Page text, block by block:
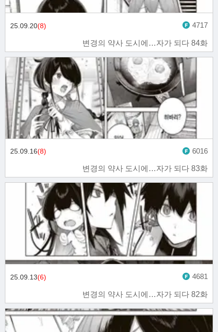
변경의 약사 도시에…자가 되다 84화
25.09.20(8) 4717
변경의 약사 도시에…자가 되다 83화
25.09.16(8) 6016
변경의 약사 도시에…자가 되다 82화
25.09.13(6) 4681